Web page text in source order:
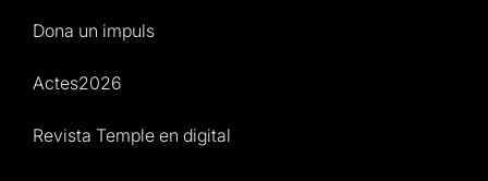
Dona un impuls
Actes2026
Revista Temple en digital